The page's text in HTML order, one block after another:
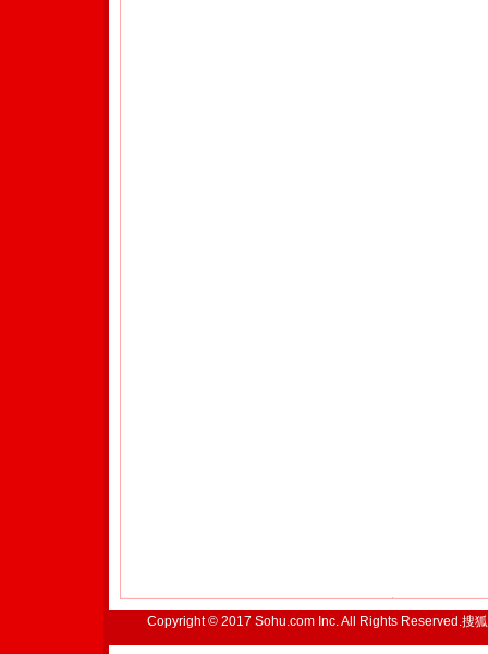
Copyright © 2017 Sohu.com Inc. All Rights Reserved.搜